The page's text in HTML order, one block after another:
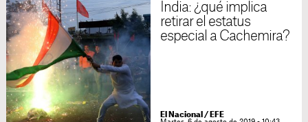
India: ¿qué implica
retirar el estatus
especial a Cachemira?
El Nacional / EFE